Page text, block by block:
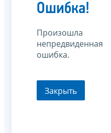
Ошибка!
Произошла
непредвиденная
ошибка.
Закрыть